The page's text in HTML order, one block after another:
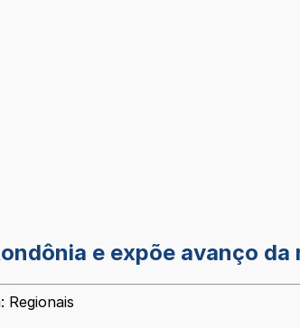
e expõe avanço da
Regionais